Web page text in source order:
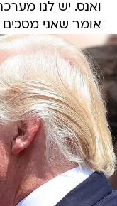
ואנס. יש לנו
אומר שאני